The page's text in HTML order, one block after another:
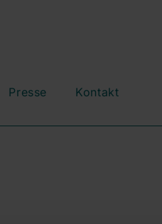
Presse Kontakt